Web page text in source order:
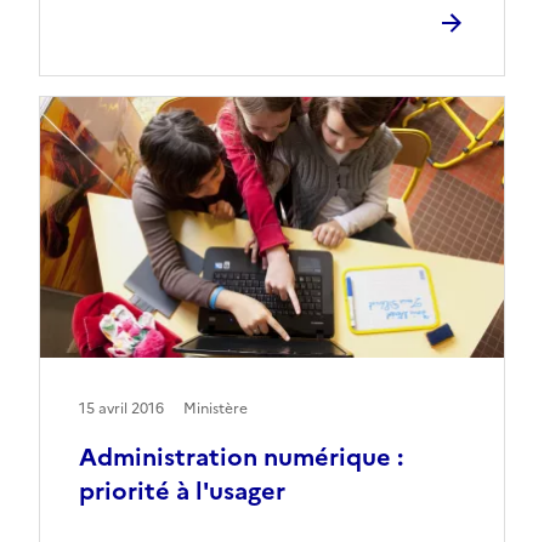
Administration numérique :
priorité à l'usager
15 avril 2016 Ministère